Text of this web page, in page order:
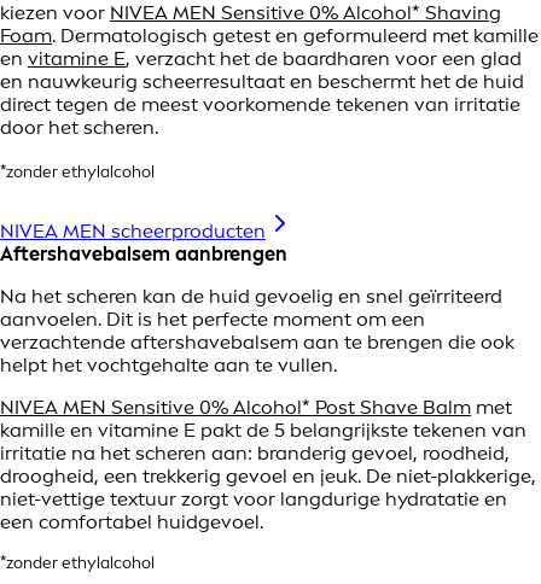
kiezen voor NIVEA MEN Sensitive 0% Alcohol* Shaving
Foam. Dermatologisch getest en geformuleerd met kamille
en vitamine E, verzacht het de baardharen voor een glad
en nauwkeurig scheerresultaat en beschermt het de huid
direct tegen de meest voorkomende tekenen van irritatie
door het scheren.
*zonder ethylalcohol
NIVEA MEN scheerproducten
Aftershavebalsem aanbrengen
Na het scheren kan de huid gevoelig en snel geïrriteerd
aanvoelen. Dit is het perfecte moment om een
verzachtende aftershavebalsem aan te brengen die ook
helpt het vochtgehalte aan te vullen.
NIVEA MEN Sensitive 0% Alcohol* Post Shave Balm met
kamille en vitamine E pakt de 5 belangrijkste tekenen van
irritatie na het scheren aan: branderig gevoel, roodheid,
droogheid, een trekkerig gevoel en jeuk. De niet-plakkerige,
niet-vettige textuur zorgt voor langdurige hydratatie en
een comfortabel huidgevoel.
*zonder ethylalcohol